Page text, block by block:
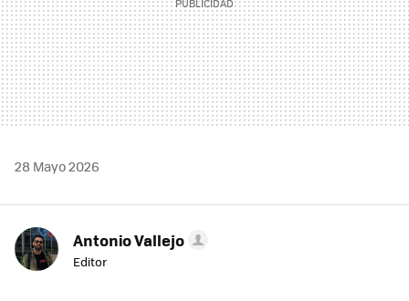
28 Mayo 2026
Antonio Vallejo
Editor